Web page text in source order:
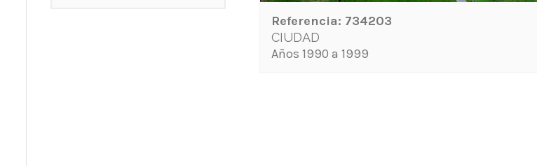
Referencia: 734203
CIUDAD
Años 1990 a 1999